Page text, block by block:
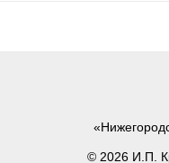
© 2026 И.П.